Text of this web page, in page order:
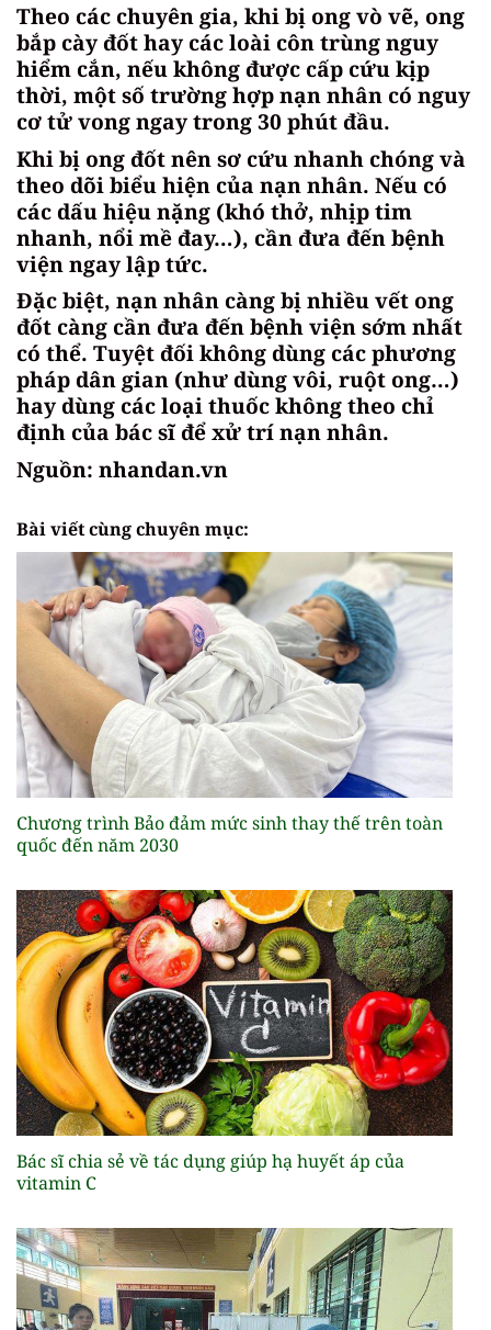
Theo các chuyên gia, khi bị ong vò vẽ, ong
bắp cày đốt hay các loài côn trùng nguy
hiểm cắn, nếu không được cấp cứu kịp
thời, một số trường hợp nạn nhân có nguy
cơ tử vong ngay trong 30 phút đầu.
Khi bị ong đốt nên sơ cứu nhanh chóng và
theo dõi biểu hiện của nạn nhân. Nếu có
các dấu hiệu nặng (khó thở, nhịp tim
nhanh, nổi mề đay…), cần đưa đến bệnh
viện ngay lập tức.
Đặc biệt, nạn nhân càng bị nhiều vết ong
đốt càng cần đưa đến bệnh viện sớm nhất
có thể. Tuyệt đối không dùng các phương
pháp dân gian (như dùng vôi, ruột ong…)
hay dùng các loại thuốc không theo chỉ
định của bác sĩ để xử trí nạn nhân.
Nguồn: nhandan.vn
Bài viết cùng chuyên mục:
Chương trình Bảo đảm mức sinh thay thế trên toàn
quốc đến năm 2030
Bác sĩ chia sẻ về tác dụng giúp hạ huyết áp của
vitamin C